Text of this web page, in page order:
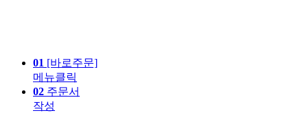
01 [바로주문]
메뉴클릭
02 주문서
작성